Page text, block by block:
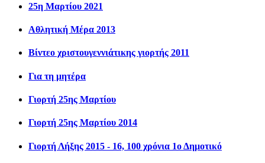
25η Μαρτίου 2021
Αθλητική Μέρα 2013
Βίντεο χριστουγεννιάτικης γιορτής 2011
Για τη μητέρα
Γιορτή 25ης Μαρτίου
Γιορτή 25ης Μαρτίου 2014
Γιορτή Λήξης 2015 - 16, 100 χρόνια 1ο Δημοτικό